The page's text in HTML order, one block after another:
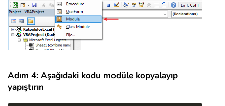
Adım 4: Aşağıdaki kodu modüle kopyalayıp
yapıştırın